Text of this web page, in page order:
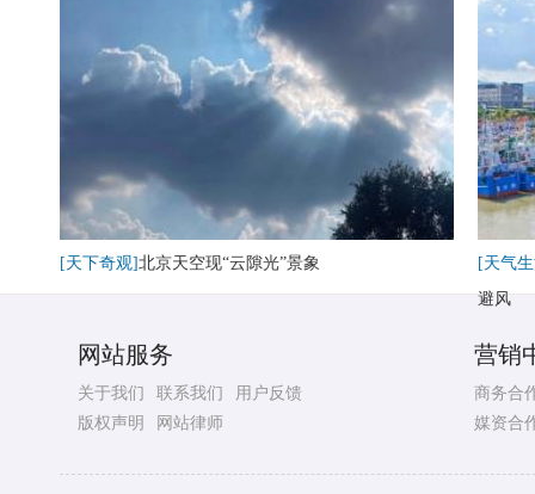
[天下奇观]北京天空现“云隙光”景象
[天气
避风
网站服务
关于我们 联系我们
用户反馈
版权声明
网站律师
营销
商务合
媒资合